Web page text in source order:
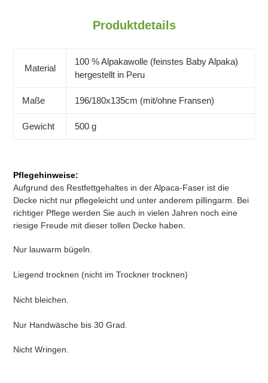
Produktdetails
Material
100 % Alpakawolle (feinstes Baby Alpaka)
hergestellt in Peru
Maße 196/180x135cm (mit/ohne Fransen)
Gewicht 500 g
Pflegehinweise:
Aufgrund des Restfettgehaltes in der Alpaca-Faser ist die
Decke nicht nur pflegeleicht und unter anderem pillingarm. Bei
richtiger Pflege werden Sie auch in vielen Jahren noch eine
riesige Freude mit dieser tollen Decke haben.
Nur lauwarm bügeln.
Liegend trocknen (nicht im Trockner trocknen)
Nicht bleichen.
Nur Handwäsche bis 30 Grad.
Nicht Wringen.